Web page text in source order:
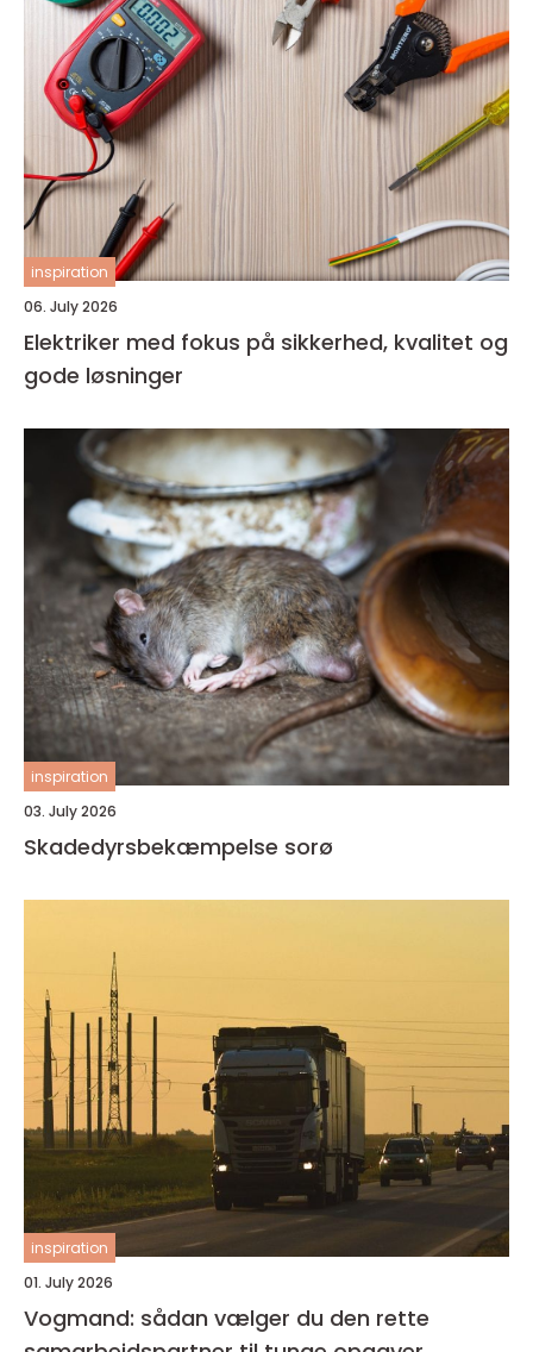
inspiration
06. July 2026
Elektriker med fokus på sikkerhed, kvalitet og
gode løsninger
inspiration
03. July 2026
Skadedyrsbekæmpelse sorø
inspiration
01. July 2026
Vogmand: sådan vælger du den rette